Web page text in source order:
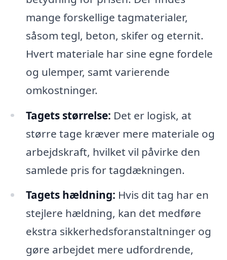
mange forskellige tagmaterialer,
såsom tegl, beton, skifer og eternit.
Hvert materiale har sine egne fordele
og ulemper, samt varierende
omkostninger.
Tagets størrelse: Det er logisk, at
større tage kræver mere materiale og
arbejdskraft, hvilket vil påvirke den
samlede pris for tagdækningen.
Tagets hældning: Hvis dit tag har en
stejlere hældning, kan det medføre
ekstra sikkerhedsforanstaltninger og
gøre arbejdet mere udfordrende,